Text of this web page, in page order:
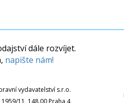
dále rozvíjet.
napište nám!
vydavatelství s.r.o.
11, 148 00 Praha 4